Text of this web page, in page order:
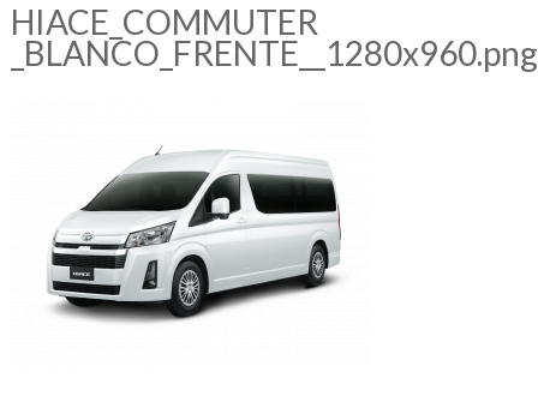
HIACE_COMMUTER
_BLANCO_FRENTE__1280x960.png